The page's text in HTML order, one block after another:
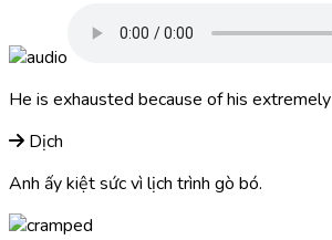
He is exhausted because of his extremely
Dịch
Anh ấy kiệt sức vì lịch trình gò bó.